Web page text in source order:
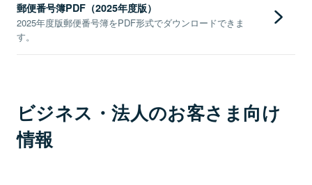
郵便番号簿PDF（2025年度版）
2025年度版郵便番号簿をPDF形式でダウンロードできま
す。
ビジネス・法人のお客さま向け
情報